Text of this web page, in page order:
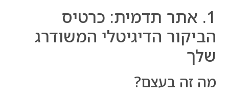
1. אתר תדמית: כרטיס
הביקור הדיגיטלי המשודרג
שלך
מה זה בעצם?